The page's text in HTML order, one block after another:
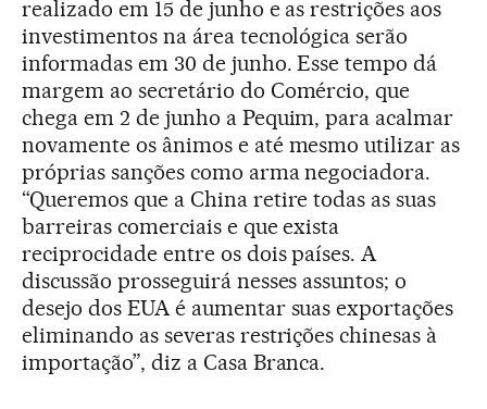
realizado em 15 de junho e as restrições aos
investimentos na área tecnológica serão
informadas em 30 de junho. Esse tempo dá
margem ao secretário do Comércio, que
chega em 2 de junho a Pequim, para acalmar
novamente os ânimos e até mesmo utilizar as
próprias sanções como arma negociadora.
“Queremos que a China retire todas as suas
barreiras comerciais e que exista
reciprocidade entre os dois países. A
discussão prosseguirá nesses assuntos; o
desejo dos EUA é aumentar suas exportações
eliminando as severas restrições chinesas à
importação”, diz a Casa Branca.